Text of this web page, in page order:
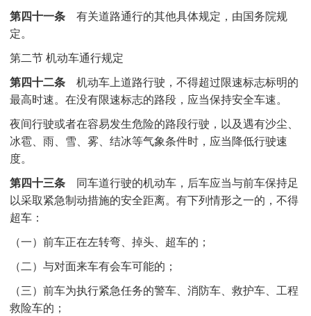
第四十一条有关道路通行的其他具体规定，由国务院规
定。
第二节 机动车通行规定
第四十二条机动车上道路行驶，不得超过限速标志标明的
最高时速。在没有限速标志的路段，应当保持安全车速。
夜间行驶或者在容易发生危险的路段行驶，以及遇有沙尘、
冰雹、雨、雪、雾、结冰等气象条件时，应当降低行驶速
度。
第四十三条 同车道行驶的机动车，后车应当与前车保持足
以采取紧急制动措施的安全距离。有下列情形之一的，不得
超车：
（一）前车正在左转弯、掉头、超车的；
（二）与对面来车有会车可能的；
（三）前车为执行紧急任务的警车、消防车、救护车、工程
救险车的；